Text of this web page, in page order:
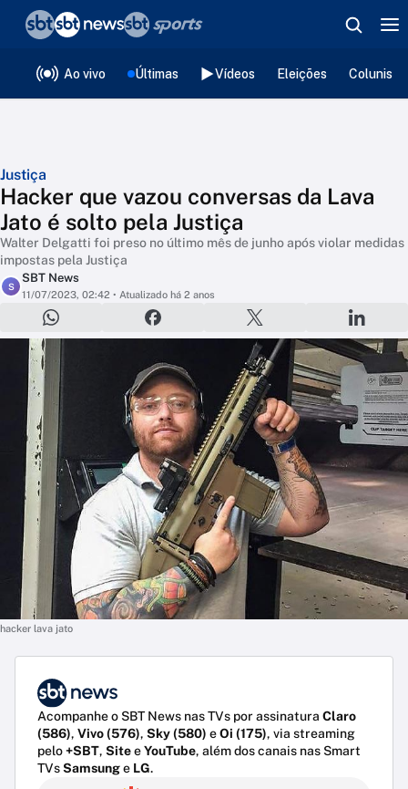
Ao vivo Últimas Vídeos Eleições
Justiça
Hacker que vazou conversas da Lava
Jato é solto pela Justiça
Walter Delgatti foi preso no último mês de junho após violar medidas
impostas pela Justiça
S
SBT News
11/07/2023, 02:42 • Atualizado há 2 anos
hacker lava jato
Acompanhe o SBT News nas TVs por assinatura Claro
(586), Vivo (576), Sky (580) eOi (175), via streaming
pelo+SBT, SiteeYouTube, além dos canais nas Smart
TVsSamsunge LG.
❮voltar
Editorias